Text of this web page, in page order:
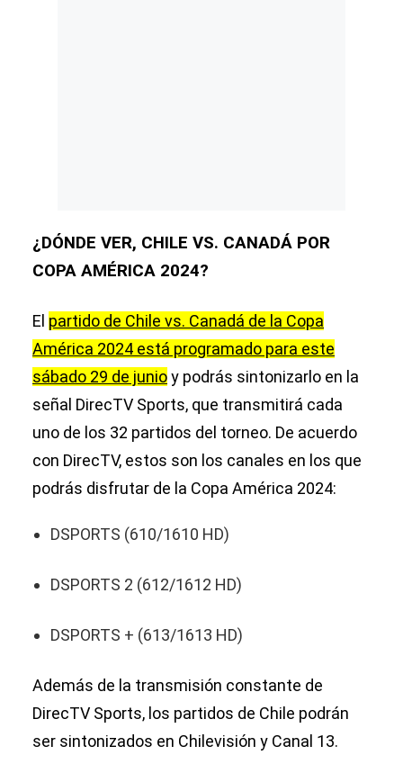
¿DÓNDE VER, CHILE VS. CANADÁ POR
COPA AMÉRICA 2024?
El partido de Chile vs. Canadá de la Copa
América 2024 está programado para este
sábado 29 de junioy podrás sintonizarlo en la
señal DirecTV Sports, que transmitirá cada
uno de los 32 partidos del torneo. De acuerdo
con DirecTV, estos son los canales en los que
podrás disfrutar de la Copa América 2024:
DSPORTS (610/1610 HD)
DSPORTS 2 (612/1612 HD)
DSPORTS + (613/1613 HD)
Además de la transmisión constante de
DirecTV Sports, los partidos de Chile podrán
ser sintonizados en Chilevisión y Canal 13.